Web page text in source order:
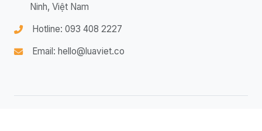
Ninh, Việt Nam
Hotline: 093 408 2227
Email: hello@luaviet.co